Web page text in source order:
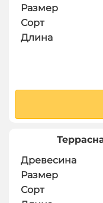
Размер
Сорт
Длина
Древесина
Размер
Сорт